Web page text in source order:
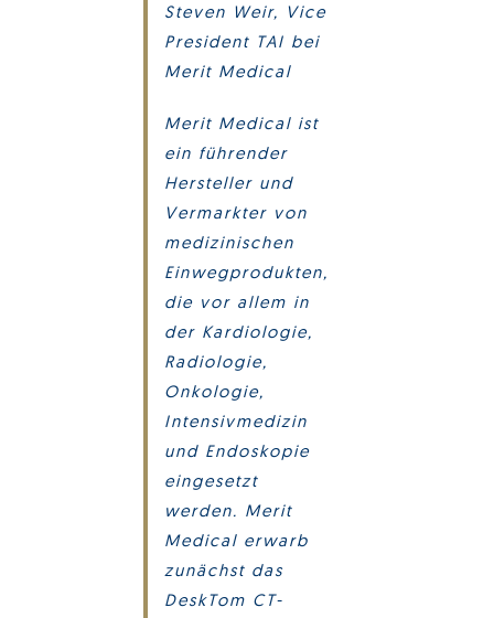
Steven Weir, Vice
President TAI bei
Merit Medical
Merit Medical ist
ein führender
Hersteller und
Vermarkter von
medizinischen
Einwegprodukten,
die vor allem in
der Kardiologie,
Radiologie,
Onkologie,
Intensivmedizin
und Endoskopie
eingesetzt
werden. Merit
Medical erwarb
zunächst das
DeskTom CT-